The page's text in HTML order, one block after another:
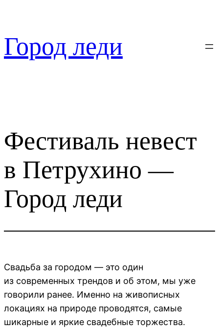
содержимому
Город леди
Фестиваль невест
в Петрухино —
Город леди
Свадьба за городом — это один
из современных трендов и об этом, мы уже
говорили ранее. Именно на живописных
локациях на природе проводятся, самые
шикарные и яркие свадебные торжества.